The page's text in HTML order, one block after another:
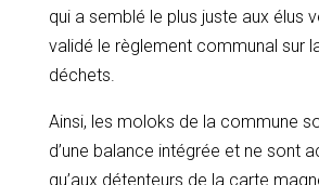
qui a semblé le plus juste aux élus
validé le règlement communal sur
déchets.
Ainsi, les moloks de la commune
d’une balance intégrée et ne sont
qu’aux détenteurs de la carte